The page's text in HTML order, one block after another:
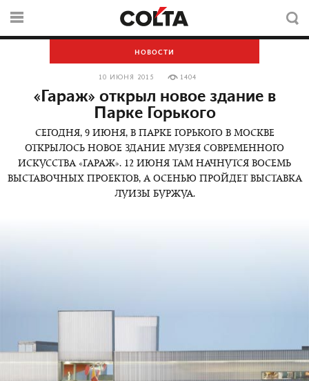
НОВОСТИ
10 ИЮНЯ 2015 1404
«Гараж» открыл новое здание в
Парке Горького
СЕГОДНЯ, 9 ИЮНЯ, В ПАРКЕ ГОРЬКОГО В МОСКВЕ
ОТКРЫЛОСЬ НОВОЕ ЗДАНИЕ МУЗЕЯ СОВРЕМЕННОГО
ИСКУССТВА «ГАРАЖ». 12 ИЮНЯ ТАМ НАЧНУТСЯ ВОСЕМЬ
ВЫСТАВОЧНЫХ ПРОЕКТОВ, А ОСЕНЬЮ ПРОЙДЕТ ВЫСТАВКА
ЛУИЗЫ БУРЖУА.